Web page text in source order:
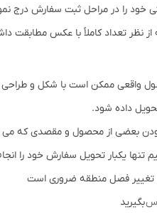
خود را در مراحل ثبت سفارش درج
مطابقت داشته و با توجه به اینکه گل آرایی
واقعی ممکن است با شکل و
داده شود.
بعضی از محصول و مقصدی که
یکبار تحویل سفارش خود را
تغییر فصل منطقه ضروری است
بگیرید